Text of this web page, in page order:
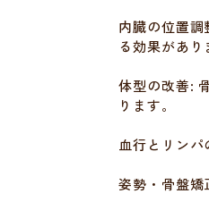
内臓の位置
る効果があり
体型の改善:
ります。
血行とリン
姿勢・骨盤矯